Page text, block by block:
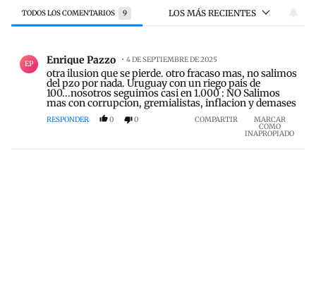
TODOS LOS COMENTARIOS 9 LOS MÁS RECIENTES
Todos los comentarios
EP Enrique Pazzo 4 DE SEPTIEMBRE DE 2025
otra ilusion que se pierde. otro fracaso mas, no salimos
del pzo por nada. Uruguay con un riego pais de
100...nosotros seguimos casi en 1.000 : NO Salimos
mas con corrupcion, gremialistas, inflacion y demases
RESPONDER 0 0 COMPARTIR MARCAR
COMO
INAPROPIADO